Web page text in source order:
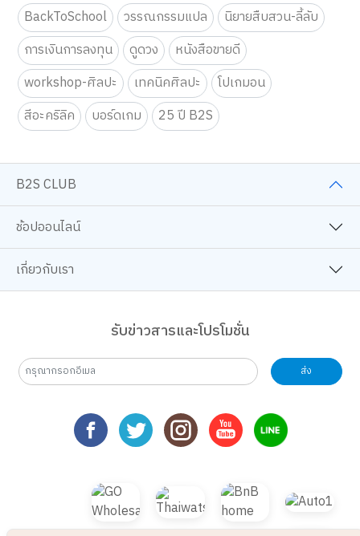
BackToSchool
วรรณกรรมแปล
นิยายสืบสวน-ลี้ลับ
การเงินการลงทุน
ดูดวง
หนังสือขายดี
workshop-ศิลปะ
เทคนิคศิลปะ
โปเกมอน
สีอะคริลิค
บอร์ดเกม 25 ปี B2S
B2S CLUB
ช้อปออนไลน์
เกี่ยวกับเรา
รับข่าวสารและโปรโมชั่น
ส่ง